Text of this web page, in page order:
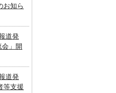
お知ら
道発
」開
道発
等支援